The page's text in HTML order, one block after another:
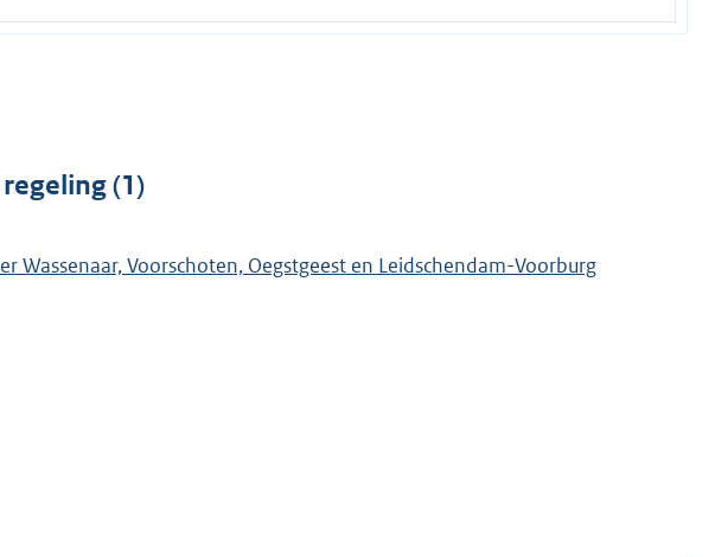
(1)
Wassenaar, Voorschoten, Oegstgeest en Leidschendam-Voorburg